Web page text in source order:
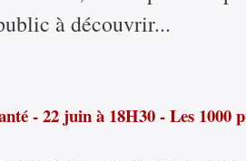
à découvrir...
- 22 juin à 18H30 - Les 1000